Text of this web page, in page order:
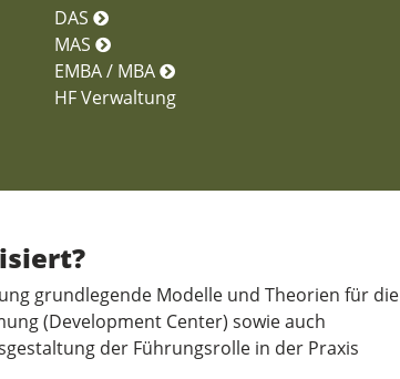
DAS
MAS
EMBA / MBA
HF Verwaltung
grundlegende Modelle und Theorien für die
(Development Center) sowie auch
der Führungsrolle in der Praxis